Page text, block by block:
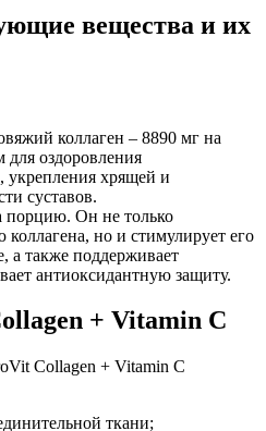
вещества и их
коллаген – 8890 мг на
оздоровления
укрепления хрящей и
суставов.
Он не только
коллагена, но и стимулирует его
а также поддерживает
антиоксидантную защиту.
+ Vitamin C
Collagen + Vitamin C
ткани;